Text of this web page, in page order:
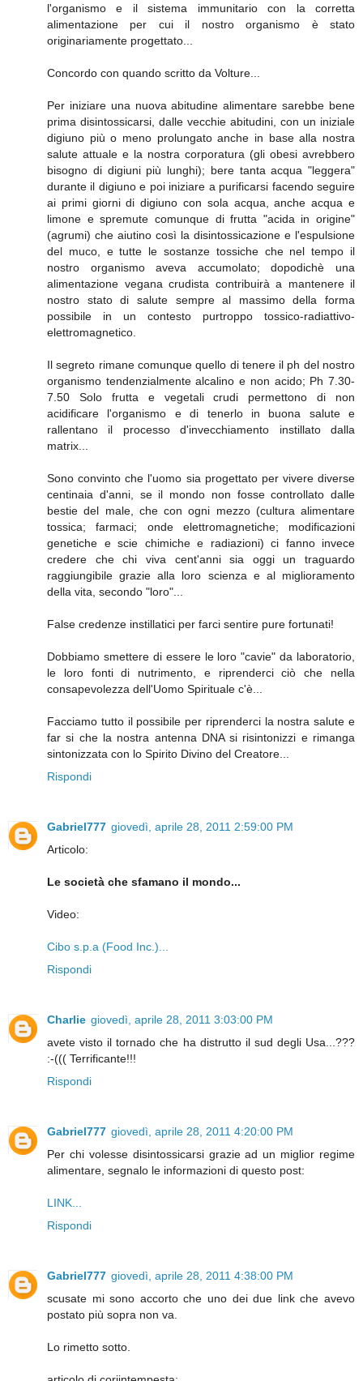
l'organismo e il sistema immunitario con la corretta
alimentazione per cui il nostro organismo è stato
originariamente progettato...
Concordo con quando scritto da Volture...
Per iniziare una nuova abitudine alimentare sarebbe bene
prima disintossicarsi, dalle vecchie abitudini, con un iniziale
digiuno più o meno prolungato anche in base alla nostra
salute attuale e la nostra corporatura (gli obesi avrebbero
bisogno di digiuni più lunghi); bere tanta acqua "leggera"
durante il digiuno e poi iniziare a purificarsi facendo seguire
ai primi giorni di digiuno con sola acqua, anche acqua e
limone e spremute comunque di frutta "acida in origine"
(agrumi) che aiutino così la disintossicazione e l'espulsione
del muco, e tutte le sostanze tossiche che nel tempo il
nostro organismo aveva accumolato; dopodichè una
alimentazione vegana crudista contribuirà a mantenere il
nostro stato di salute sempre al massimo della forma
possibile in un contesto purtroppo tossico-radiattivo-
elettromagnetico.
Il segreto rimane comunque quello di tenere il ph del nostro
organismo tendenzialmente alcalino e non acido; Ph 7.30-
7.50 Solo frutta e vegetali crudi permettono di non
acidificare l'organismo e di tenerlo in buona salute e
rallentano il processo d'invecchiamento instillato dalla
matrix...
Sono convinto che l'uomo sia progettato per vivere diverse
centinaia d'anni, se il mondo non fosse controllato dalle
bestie del male, che con ogni mezzo (cultura alimentare
tossica; farmaci; onde elettromagnetiche; modificazioni
genetiche e scie chimiche e radiazioni) ci fanno invece
credere che chi viva cent'anni sia oggi un traguardo
raggiungibile grazie alla loro scienza e al miglioramento
della vita, secondo "loro"...
False credenze instillatici per farci sentire pure fortunati!
Dobbiamo smettere di essere le loro "cavie" da laboratorio,
le loro fonti di nutrimento, e riprenderci ciò che nella
consapevolezza dell'Uomo Spirituale c'è...
Facciamo tutto il possibile per riprenderci la nostra salute e
far si che la nostra antenna DNA si risintonizzi e rimanga
sintonizzata con lo Spirito Divino del Creatore...
Rispondi
Gabriel777 giovedì, aprile 28, 2011 2:59:00 PM
Articolo:
Le società che sfamano il mondo...
Video:
Cibo s.p.a (Food Inc.)...
Rispondi
Charlie giovedì, aprile 28, 2011 3:03:00 PM
avete visto il tornado che ha distrutto il sud degli Usa...???
:-((( Terrificante!!!
Rispondi
Gabriel777 giovedì, aprile 28, 2011 4:20:00 PM
Per chi volesse disintossicarsi grazie ad un miglior regime
alimentare, segnalo le informazioni di questo post:
LINK...
Rispondi
Gabriel777 giovedì, aprile 28, 2011 4:38:00 PM
scusate mi sono accorto che uno dei due link che avevo
postato più sopra non va.
Lo rimetto sotto.